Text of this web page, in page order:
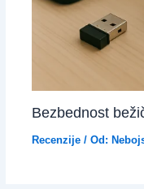
Bezbednost
Recenzije/ Od: